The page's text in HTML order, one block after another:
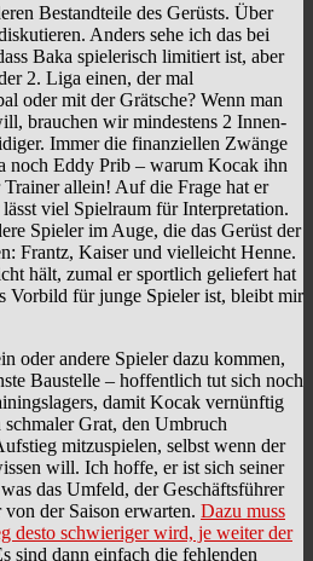
Bestandteile des Gerüsts. Über
Anders sehe ich das bei
Baka spielerisch limitiert ist, aber
2. Liga einen, der mal
oder mit der Grätsche? Wenn man
brauchen wir mindestens 2 Innen-
Immer die finanziellen Zwänge
noch Eddy Prib – warum Kocak ihn
allein! Auf die Frage hat er
viel Spielraum für Interpretation.
Spieler im Auge, die das Gerüst der
Frantz, Kaiser und vielleicht Henne.
hält, zumal er sportlich geliefert hat
Vorbild für junge Spieler ist, bleibt mir
oder andere Spieler dazu kommen,
Baustelle – hoffentlich tut sich noch
damit Kocak vernünftig
Grat, den Umbruch
mitzuspielen, selbst wenn der
will. Ich hoffe, er ist sich seiner
das Umfeld, der Geschäftsführer
der Saison erwarten. Dazu muss
desto schwieriger wird, je weiter der
sind dann einfach die fehlenden